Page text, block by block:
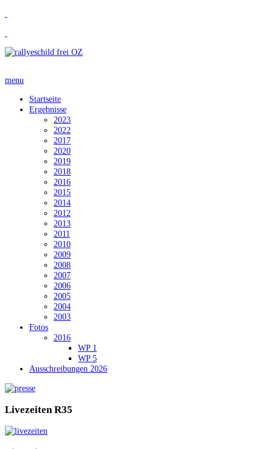
menu
Startseite
Ergebnisse
2023
2022
2017
2020
2019
2018
2016
2015
2014
2012
2013
2011
2010
2009
2008
2007
2006
2005
2004
2003
Fotos
2016
WP 1
WP 5
Ausschreibungen 2026
Livezeiten R35